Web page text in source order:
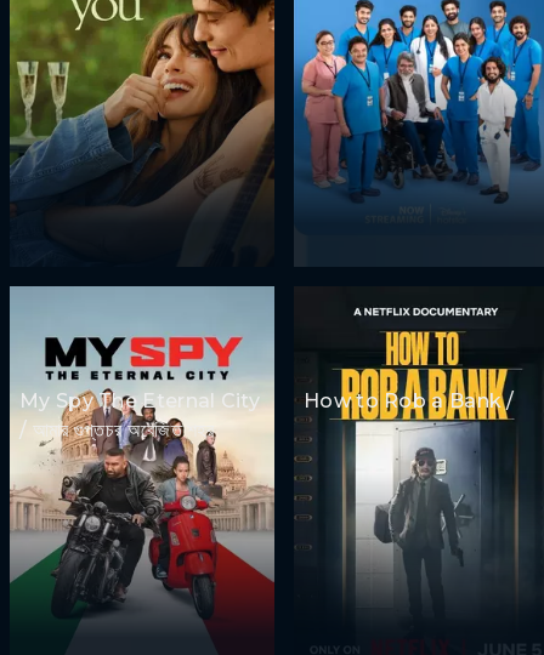
My Spy The Eternal City
/ আমার গুপ্তচর অবেজিত শহর
How to Rob a Bank /